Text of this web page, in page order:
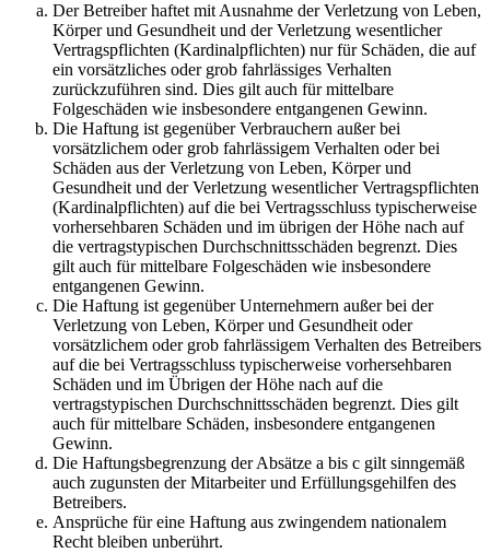
Der Betreiber haftet mit Ausnahme der Verletzung von Leben,
Körper und Gesundheit und der Verletzung wesentlicher
Vertragspflichten (Kardinalpflichten) nur für Schäden, die auf
ein vorsätzliches oder grob fahrlässiges Verhalten
zurückzuführen sind. Dies gilt auch für mittelbare
Folgeschäden wie insbesondere entgangenen Gewinn.
Die Haftung ist gegenüber Verbrauchern außer bei
vorsätzlichem oder grob fahrlässigem Verhalten oder bei
Schäden aus der Verletzung von Leben, Körper und
Gesundheit und der Verletzung wesentlicher Vertragspflichten
(Kardinalpflichten) auf die bei Vertragsschluss typischerweise
vorhersehbaren Schäden und im übrigen der Höhe nach auf
die vertragstypischen Durchschnittsschäden begrenzt. Dies
gilt auch für mittelbare Folgeschäden wie insbesondere
entgangenen Gewinn.
Die Haftung ist gegenüber Unternehmern außer bei der
Verletzung von Leben, Körper und Gesundheit oder
vorsätzlichem oder grob fahrlässigem Verhalten des Betreibers
auf die bei Vertragsschluss typischerweise vorhersehbaren
Schäden und im Übrigen der Höhe nach auf die
vertragstypischen Durchschnittsschäden begrenzt. Dies gilt
auch für mittelbare Schäden, insbesondere entgangenen
Gewinn.
Die Haftungsbegrenzung der Absätze a bis c gilt sinngemäß
auch zugunsten der Mitarbeiter und Erfüllungsgehilfen des
Betreibers.
Ansprüche für eine Haftung aus zwingendem nationalem
Recht bleiben unberührt.